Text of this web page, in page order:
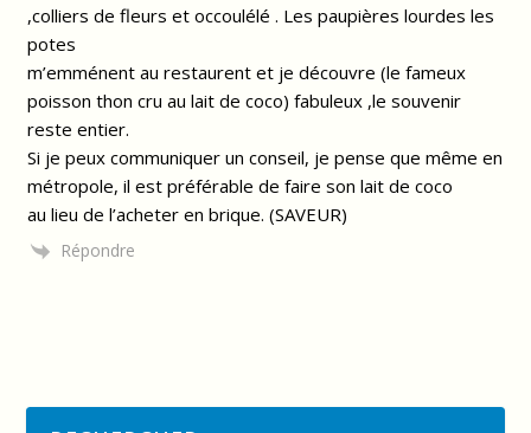
,colliers de fleurs et occoulélé . Les paupières lourdes les
potes
m’emménent au restaurent et je découvre (le fameux
poisson thon cru au lait de coco) fabuleux ,le souvenir
reste entier.
Si je peux communiquer un conseil, je pense que même en
métropole, il est préférable de faire son lait de coco
au lieu de l’acheter en brique. (SAVEUR)
Répondre